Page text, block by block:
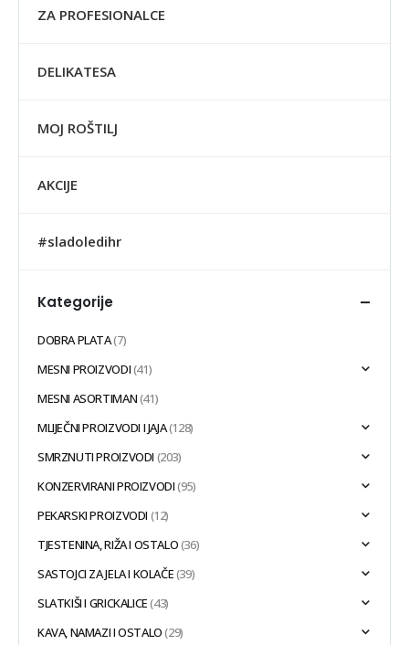
ZA PROFESIONALCE
DELIKATESA
MOJ ROŠTILJ
AKCIJE
#sladoledihr
Kategorije
DOBRA PLATA(7)
MESNI PROIZVODI(41)
MESNI ASORTIMAN(41)
MLIJEČNI PROIZVODI I JAJA(128)
SMRZNUTI PROIZVODI (203)
KONZERVIRANI PROIZVODI(95)
PEKARSKI PROIZVODI (12)
TJESTENINA, RIŽA I OSTALO(36)
SASTOJCI ZA JELA I KOLAČE(39)
SLATKIŠI I GRICKALICE(43)
KAVA, NAMAZI I OSTALO(29)